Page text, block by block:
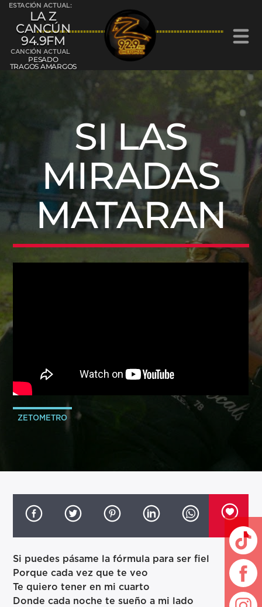
ESTACIÓN ACTUAL:
LA Z
CANCÚN
94.9FM
CANCIÓN ACTUAL
PESADO
TRAGOS AMARGOS
La Z Cancún 94.9FM
La Z Chetumal 92.9FM
SI LAS
MIRADAS
MATARAN
ZETOMETRO
Si puedes pásame la fórmula para ser fiel
Porque cada vez que te veo
Te quiero tener en mi cuarto
Donde cada noche te sueño a mi lado